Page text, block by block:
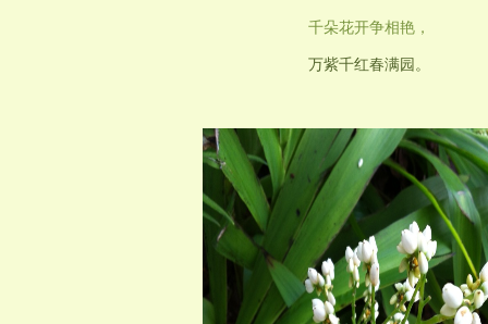
千朵花开争相艳，
万紫千红春满园。